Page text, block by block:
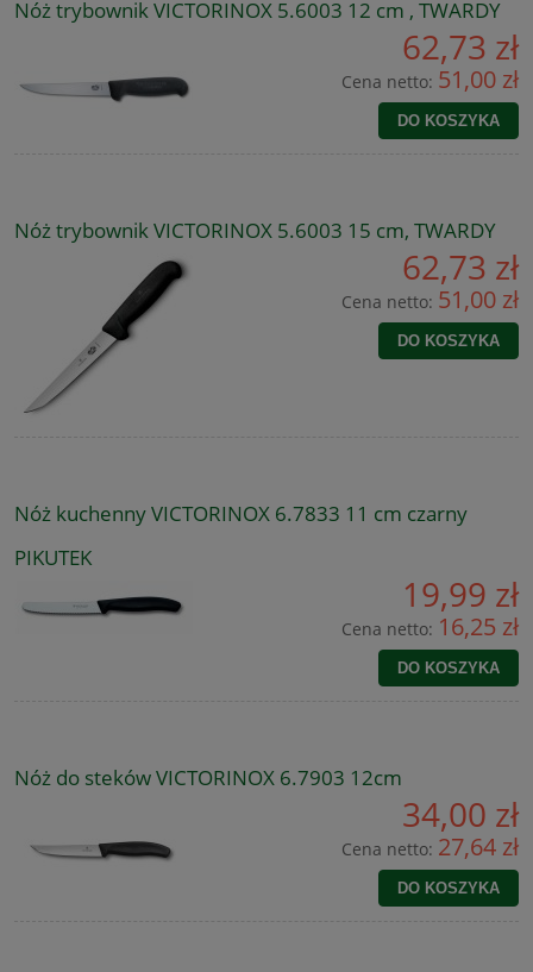
Nóż trybownik VICTORINOX 5.6003 12 cm , TWARDY
62,73 zł
Cena netto: 51,00 zł
DO KOSZYKA
Nóż trybownik VICTORINOX 5.6003 15 cm, TWARDY
62,73 zł
Cena netto: 51,00 zł
DO KOSZYKA
Nóż kuchenny VICTORINOX 6.7833 11 cm czarny
PIKUTEK
19,99 zł
Cena netto: 16,25 zł
DO KOSZYKA
Nóż do steków VICTORINOX 6.7903 12cm
34,00 zł
Cena netto: 27,64 zł
DO KOSZYKA